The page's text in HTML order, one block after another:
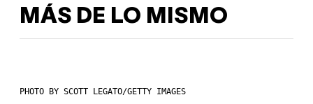
MÁS DE LO MISMO
PHOTO BY SCOTT LEGATO/GETTY IMAGES